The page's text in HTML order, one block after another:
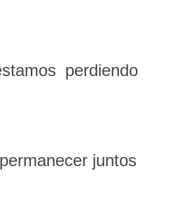
perdiendo
juntos